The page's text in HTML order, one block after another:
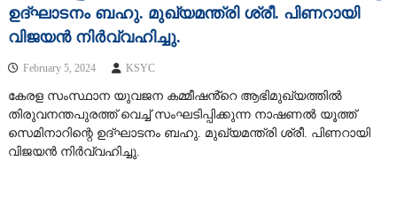
ഉദ്ഘാടനം ബഹു. മുഖ്യമന്ത്രി ശ്രീ. പിണറായി
വിജയൻ നിർവ്വഹിച്ചു.
February 5, 2024 KSYC
കേരള സംസ്ഥാന യുവജന കമ്മീഷൻ്റെ ആഭിമുഖ്യത്തിൽ
തിരുവനന്തപുരത്ത് വെച്ച് സംഘടിപ്പിക്കുന്ന നാഷണൽ യൂത്ത്
സെമിനാറിന്റെ ഉദ്ഘാടനം ബഹു. മുഖ്യമന്ത്രി ശ്രീ. പിണറായി
വിജയൻ നിർവ്വഹിച്ചു.